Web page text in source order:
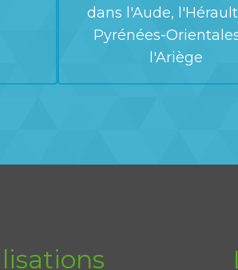
dans l'Aude,
Pyrénées-
l'Ariège